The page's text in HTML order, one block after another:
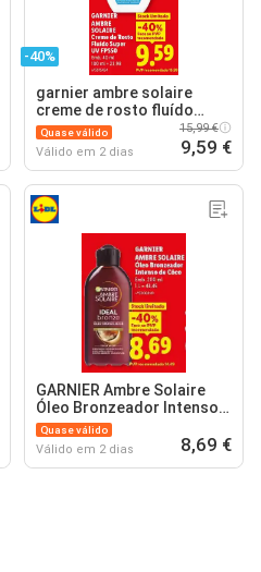
-40%
garnier ambre solaire
creme de rosto fluído
super uv fps50
Quase válido
Válido em 2 dias
15,99 €
9,59 €
GARNIER Ambre Solaire
Óleo Bronzeador Intenso
de Côco
Quase válido
Válido em 2 dias 8,69 €